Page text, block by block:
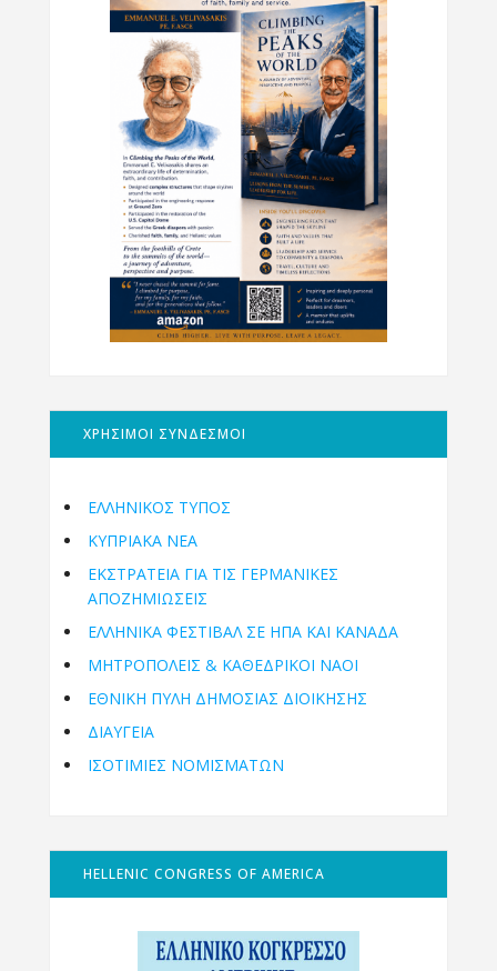
ΧΡΗΣΙΜΟΙ ΣΥΝΔΕΣΜΟΙ
ΕΛΛΗΝΙΚΟΣ ΤΥΠΟΣ
ΚΥΠΡΙΑΚΑ ΝΕΑ
ΕΚΣΤΡΑΤΕΙΑ ΓΙΑ ΤΙΣ ΓΕΡΜΑΝΙΚΕΣ
ΑΠΟΖΗΜΙΩΣΕΙΣ
ΕΛΛΗΝΙΚΆ ΦΕΣΤΙΒΆΛ ΣΕ ΗΠΑ ΚΑΙ ΚΑΝΑΔΑ
ΜΗΤΡΟΠΌΛΕΙΣ & ΚΑΘΕΔΡΙΚΟΊ ΝΑΟΊ
ΕΘΝΙΚΉ ΠΎΛΗ ΔΗΜΌΣΙΑΣ ΔΙΟΊΚΗΣΗΣ
ΔΙΑΥΓΕΙΑ
ΙΣΟΤΙΜΙΕΣ ΝΟΜΙΣΜΑΤΩΝ
HELLENIC CONGRESS OF AMERICA